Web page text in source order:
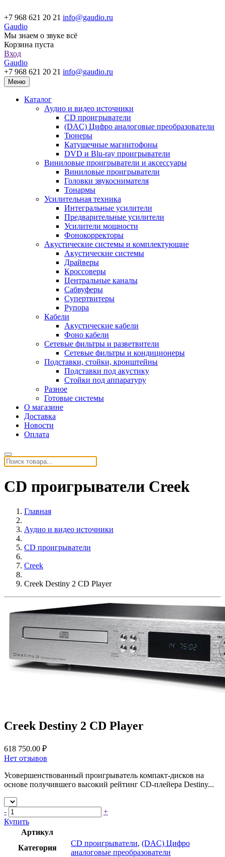
+7 968 621 20 21 info@gaudio.ru
Gaudio
Мы знаем о звуке всё
Корзина пуста
Вход
Gaudio
+7 968 621 20 21 info@gaudio.ru
Меню
Каталог
Аудио и видео источники
CD проигрыватели
(DAC) Цифро аналоговые преобразователи
Тюнеры
Катушечные магнитофоны
DVD и Blu-ray проигрыватели
Виниловые проигрыватели и аксессуары
Виниловые проигрыватели
Головки звукоснимателя
Тонармы
Усилительная техника
Интегральные усилители
Предварительные усилители
Усилители мощности
Фонокорректоры
Акустические системы и комплектующие
Акустические системы
Драйверы
Кроссоверы
Центральные каналы
Сабвуферы
Супертвитеры
Рупора
Кабели
Акустические кабели
Фоно кабели
Сетевые фильтры и разветвители
Сетевые фильтры и кондиционеры
Подставки, стойки, кронштейны
Подставки под акустику
Стойки под аппаратуру
Разное
Готовые системы
О магазине
Доставка
Новости
Оплата
CD проигрыватели Creek
Главная
Аудио и видео источники
CD проигрыватели
Creek
Creek Destiny 2 CD Player
Creek Destiny 2 CD Player
618 750.00 ₽
Нет отзывов
Усовершенствованный проигрыватель компакт-дисков на
основе получившего высокий рейтинг CD-плейера Destiny...
-
+
Купить
Артикул
Категория
CD проигрыватели, (DAC) Цифро
аналоговые преобразователи